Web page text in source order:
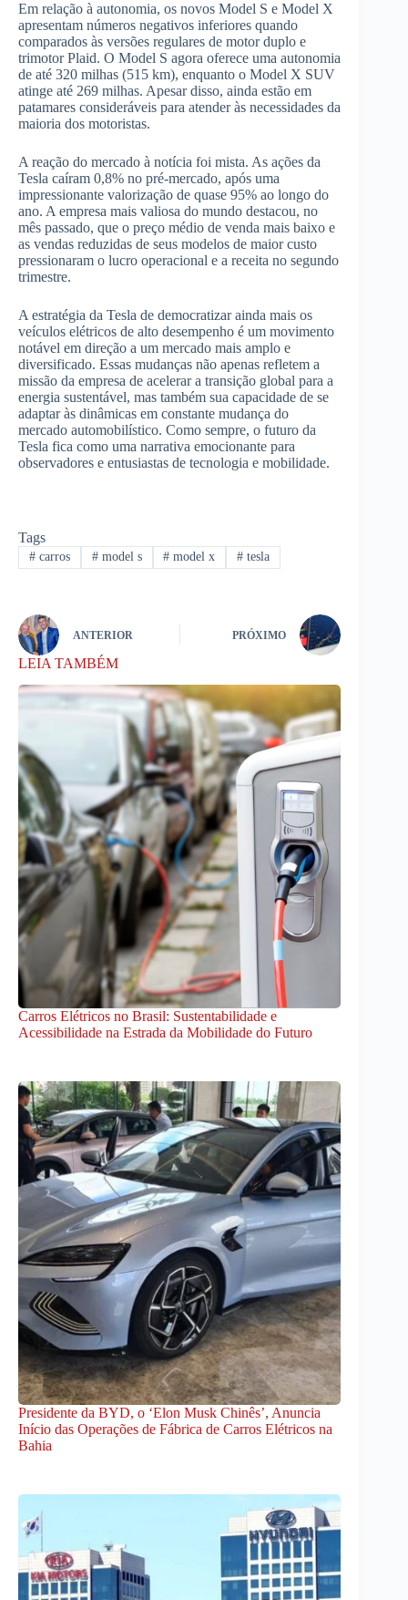
Em relação à autonomia, os novos Model S e Model X
apresentam números negativos inferiores quando
comparados às versões regulares de motor duplo e
trimotor Plaid. O Model S agora oferece uma autonomia
de até 320 milhas (515 km), enquanto o Model X SUV
atinge até 269 milhas. Apesar disso, ainda estão em
patamares consideráveis ​​para atender às necessidades da
maioria dos motoristas.
A reação do mercado à notícia foi mista. As ações da
Tesla caíram 0,8% no pré-mercado, após uma
impressionante valorização de quase 95% ao longo do
ano. A empresa mais valiosa do mundo destacou, no
mês passado, que o preço médio de venda mais baixo e
as vendas reduzidas de seus modelos de maior custo
pressionaram o lucro operacional e a receita no segundo
trimestre.
A estratégia da Tesla de democratizar ainda mais os
veículos elétricos de alto desempenho é um movimento
notável em direção a um mercado mais amplo e
diversificado. Essas mudanças não apenas refletem a
missão da empresa de acelerar a transição global para a
energia sustentável, mas também sua capacidade de se
adaptar às dinâmicas em constante mudança do
mercado automobilístico. Como sempre, o futuro da
Tesla fica como uma narrativa emocionante para
observadores e entusiastas de tecnologia e mobilidade.
Tags
#carros #model s # model x # tesla
ANTERIOR PRÓXIMO
LEIA TAMBÉM
Carros Elétricos no Brasil: Sustentabilidade e
Acessibilidade na Estrada da Mobilidade do Futuro
Presidente da BYD, o ‘Elon Musk Chinês’, Anuncia
Início das Operações de Fábrica de Carros Elétricos na
Bahia